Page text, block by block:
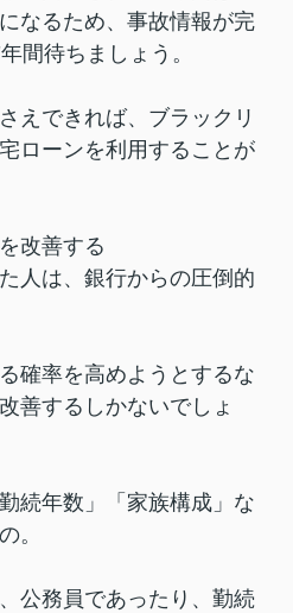
なるため、事故情報が完
間待ちましょう。
えできれば、ブラックリ
ローンを利用することが
改善する
人は、銀行からの圧倒的
確率を高めようとするな
善するしかないでしょ
続年数」「家族構成」な
。
公務員であったり、勤続